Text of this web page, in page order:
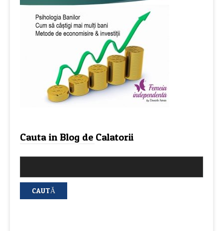
Cauta in Blog de Calatorii